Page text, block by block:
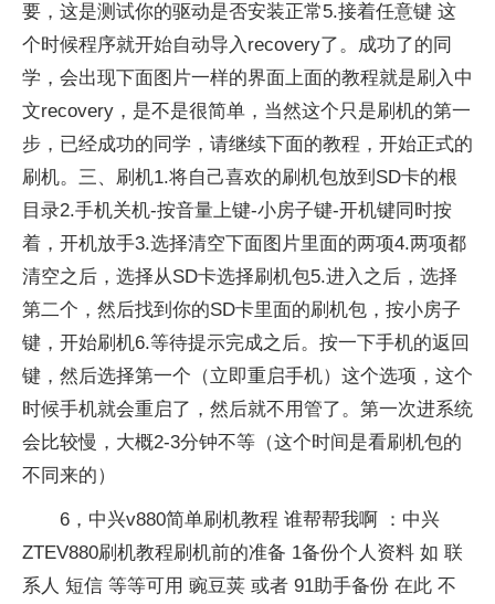
要，这是测试你的驱动是否安装正常5.接着任意键 这
个时候程序就开始自动导入recovery了。成功了的同
学，会出现下面图片一样的界面上面的教程就是刷入中
文recovery，是不是很简单，当然这个只是刷机的第一
步，已经成功的同学，请继续下面的教程，开始正式的
刷机。三、刷机1.将自己喜欢的刷机包放到SD卡的根
目录2.手机关机-按音量上键-小房子键-开机键同时按
着，开机放手3.选择清空下面图片里面的两项4.两项都
清空之后，选择从SD卡选择刷机包5.进入之后，选择
第二个，然后找到你的SD卡里面的刷机包，按小房子
键，开始刷机6.等待提示完成之后。按一下手机的返回
键，然后选择第一个（立即重启手机）这个选项，这个
时候手机就会重启了，然后就不用管了。第一次进系统
会比较慢，大概2-3分钟不等（这个时间是看刷机包的
不同来的）
6，中兴v880简单刷机教程 谁帮帮我啊 ：中兴
ZTEV880刷机教程刷机前的准备 1备份个人资料 如 联
系人 短信 等等可用 豌豆荚 或者 91助手备份 在此 不